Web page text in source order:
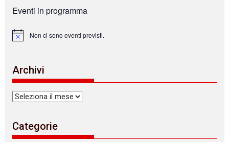
Eventi in programma
N
c
e
Non ci sono eventi previsti.
Archivi
Archivi
Categorie